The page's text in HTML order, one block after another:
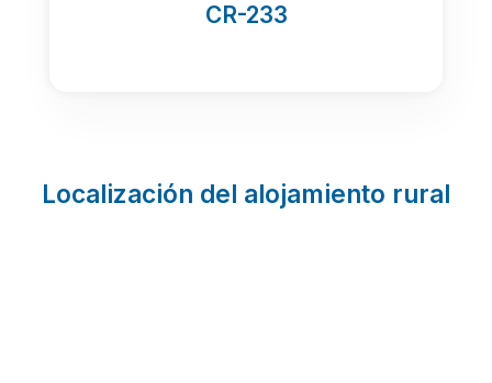
CR-233
Localización del alojamiento rural